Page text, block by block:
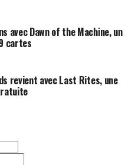
avec Dawn of the Machine, un
cartes
revient avec Last Rites, une